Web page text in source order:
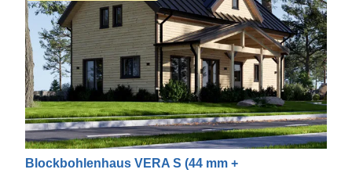
Blockbohlenhaus VERA S (44 mm +